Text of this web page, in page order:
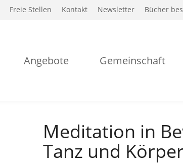
Freie Stellen Kontakt Newsletter Bücher
Angebote Gemeinschaft
Meditation in
Tanz und